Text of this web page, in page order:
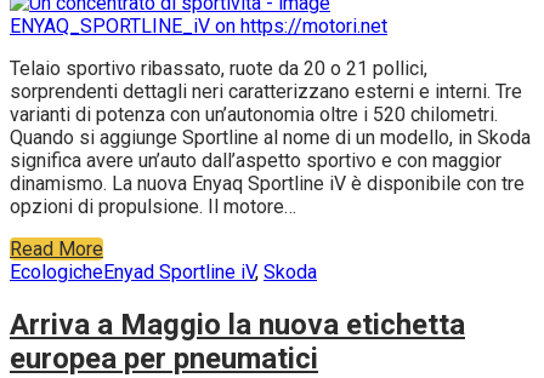
Telaio sportivo ribassato, ruote da 20 o 21 pollici,
sorprendenti dettagli neri caratterizzano esterni e interni. Tre
varianti di potenza con un’autonomia oltre i 520 chilometri.
Quando si aggiunge Sportline al nome di un modello, in Skoda
significa avere un’auto dall’aspetto sportivo e con maggior
dinamismo. La nuova Enyaq Sportline iV è disponibile con tre
opzioni di propulsione. Il motore…
Read More
EcologicheEnyad Sportline iV, Skoda
Arriva a Maggio la nuova etichetta
europea per pneumatici